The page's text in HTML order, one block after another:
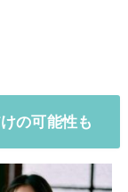
の可能性も